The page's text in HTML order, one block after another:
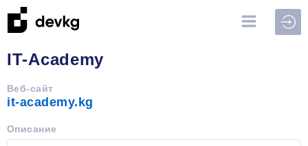
IT-Academy
Веб-сайт
it-academy.kg
Описание